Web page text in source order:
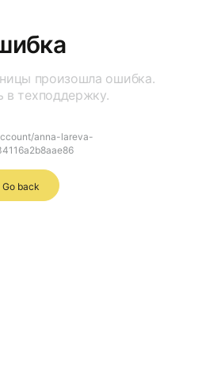
произошла ошибка.
в техподдержку.
anna-lareva-
Go back